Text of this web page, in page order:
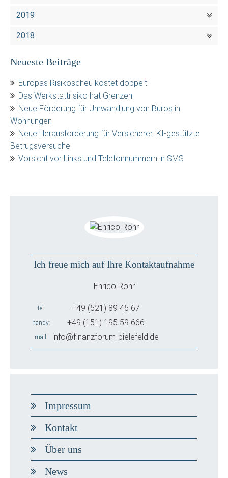
2019
2018
Neueste Beiträge
Europas Risikoscheu kostet doppelt
Das Werkstattrisiko hat Grenzen
Neue Förderung für Umwandlung von Büros in
Wohnungen
Neue Herausforderung für Versicherer: KI-gestützte
Betrugsversuche
Vorsicht vor Links und Telefonnummern in SMS
Ich freue mich auf Ihre Kontaktaufnahme
Enrico Rohr
tel +49 (521) 89 45 67
handy +49 (151) 195 59 666
mail info@finanzforum-bielefeld.de
Impressum
Kontakt
Über uns
News